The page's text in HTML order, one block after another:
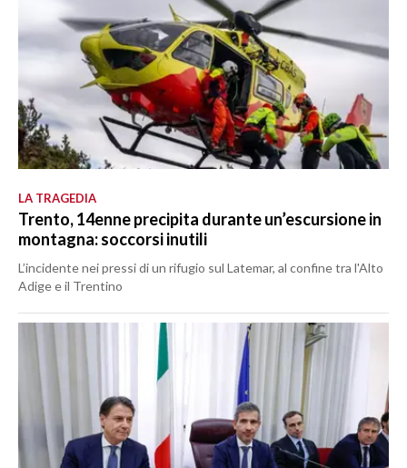
LA TRAGEDIA
Trento, 14enne precipita durante un’escursione in
montagna: soccorsi inutili
L’incidente nei pressi di un rifugio sul Latemar, al confine tra l'Alto
Adige e il Trentino